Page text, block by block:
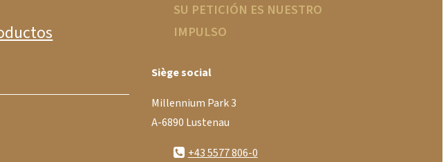
SU PETICIÓN ES NUESTRO
IMPULSO
Siège social
Millennium Park 3
A-6890 Lustenau
+43 5577 806-0